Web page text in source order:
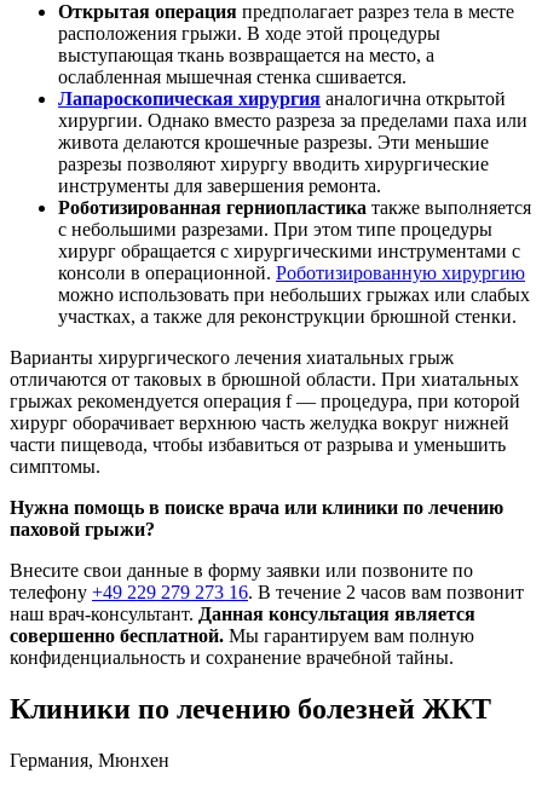
Открытая операция предполагает разрез тела в месте
расположения грыжи. В ходе этой процедуры
выступающая ткань возвращается на место, а
ослабленная мышечная стенка сшивается.
Лапароскопическая хирургия аналогична открытой
хирургии. Однако вместо разреза за пределами паха или
живота делаются крошечные разрезы. Эти меньшие
разрезы позволяют хирургу вводить хирургические
инструменты для завершения ремонта.
Роботизированная герниопластика также выполняется
с небольшими разрезами. При этом типе процедуры
хирург обращается с хирургическими инструментами с
консоли в операционной. Роботизированную хирургию
можно использовать при небольших грыжах или слабых
участках, а также для реконструкции брюшной стенки.
Варианты хирургического лечения хиатальных грыж
отличаются от таковых в брюшной области. При хиатальных
грыжах рекомендуется операция f — процедура, при которой
хирург оборачивает верхнюю часть желудка вокруг нижней
части пищевода, чтобы избавиться от разрыва и уменьшить
симптомы.
Нужна помощь в поиске врача или клиники по лечению
паховой грыжи?
Внесите свои данные в форму заявки или позвоните по
телефону +49 229 279 273 16. В течение 2 часов вам позвонит
наш врач-консультант. Данная консультация является
совершенно бесплатной. Мы гарантируем вам полную
конфиденциальность и сохранение врачебной тайны.
Клиники по лечению болезней ЖКТ
Германия, Мюнхен